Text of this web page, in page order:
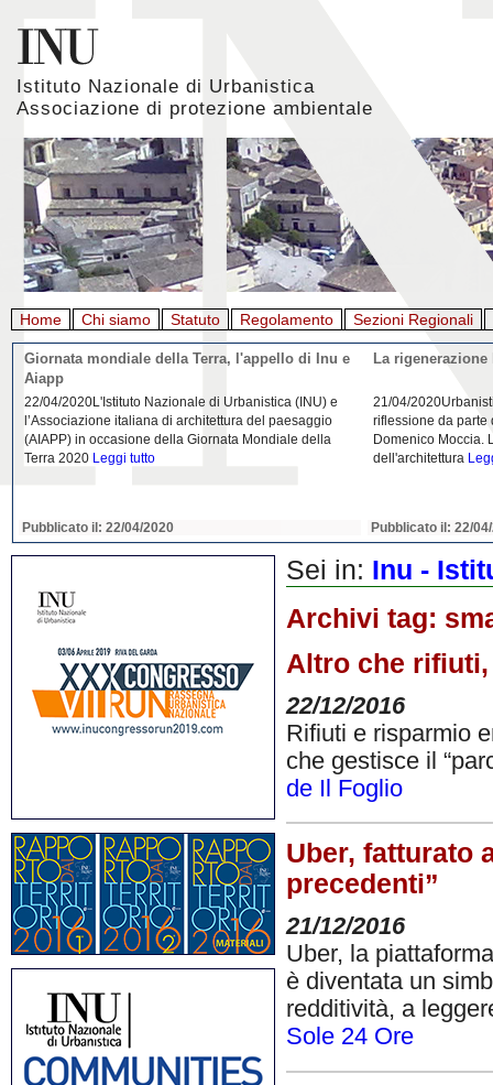
Istituto Nazionale di Urbanistica
Associazione di protezione ambientale
Home Chi siamo Statuto Regolamento Sezioni Regionali
Giornata mondiale della Terra, l'appello di Inu e
Aiapp
22/04/2020L'Istituto Nazionale di Urbanistica (INU) e
l’Associazione italiana di architettura del paesaggio
(AIAPP) in occasione della Giornata Mondiale della
Terra 2020 Leggi tutto
Pubblicato il: 22/04/2020
La
21/04/
riflessione da parte
Domenico Moccia.
dell'architettura
Pubblicato il: 22/
Sei in: Inu -
Archivi tag:
Altro che
22/12/2016
Rifiuti e risparmio
che gestisce il
de Il Foglio
Uber, fatturato
precedenti”
21/12/2016
Uber, la
è diventata un
redditività, a
Sole 24 Ore